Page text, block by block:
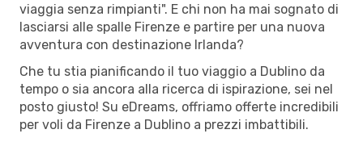
viaggia senza rimpianti". E chi non ha mai sognato di
lasciarsi alle spalle Firenze e partire per una nuova
avventura con destinazione Irlanda?
Che tu stia pianificando il tuo viaggio a Dublino da
tempo o sia ancora alla ricerca di ispirazione, sei nel
posto giusto! Su eDreams, offriamo offerte incredibili
per voli da Firenze a Dublino a prezzi imbattibili.